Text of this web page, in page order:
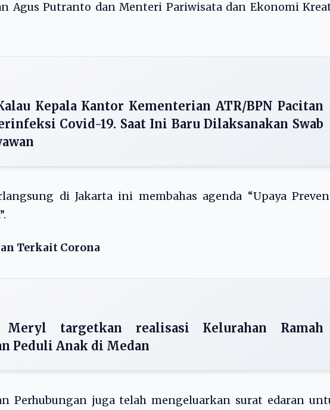
Agus Putranto dan Menteri Pariwisata dan Ekonomi
Kepala Kantor Kementerian ATR/BPN Pacitan
Covid-19. Saat Ini Baru Dilaksanakan Swab
di Jakarta ini membahas agenda “Upaya
Terkait Corona
targetkan realisasi Kelurahan Ramah
Peduli Anak di Medan
Perhubungan juga telah mengeluarkan surat edaran